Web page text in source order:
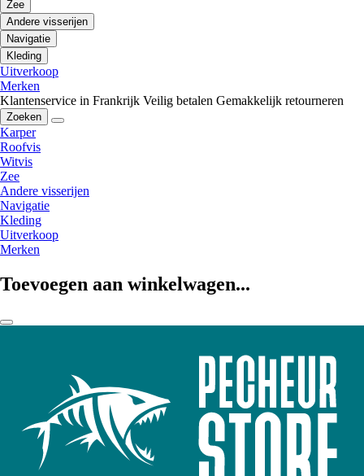
Zee
Andere visserijen
Navigatie
Kleding
Uitverkoop
Merken
Klantenservice in Frankrijk Veilig betalen Gemakkelijk retourneren
Zoeken
Karper
Roofvis
Witvis
Zee
Andere visserijen
Navigatie
Kleding
Uitverkoop
Merken
Toevoegen aan winkelwagen...